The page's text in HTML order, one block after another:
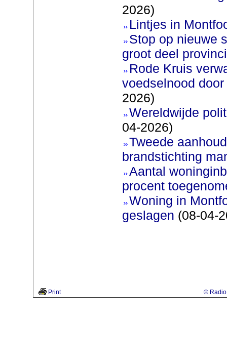
2026)
Lintjes in
Stop op nieuwe
groot deel
Rode Kruis
voedselnood
2026)
Wereldwijde
04-2026)
Tweede
brandstichting
Aantal
procent
Woning in
geslagen (08-04-
Print © Radio